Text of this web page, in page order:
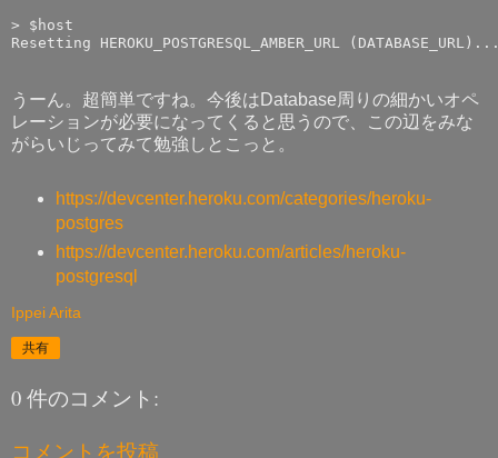
> $host
うーん。超簡単ですね。今後はDatabase周りの細かいオペ
レーションが必要になってくると思うので、この辺をみな
がらいじってみて勉強しとこっと。
https://devcenter.heroku.com/categories/heroku-
postgres
https://devcenter.heroku.com/articles/heroku-
postgresql
Ippei Arita
共有
0 件のコメント:
コメントを投稿